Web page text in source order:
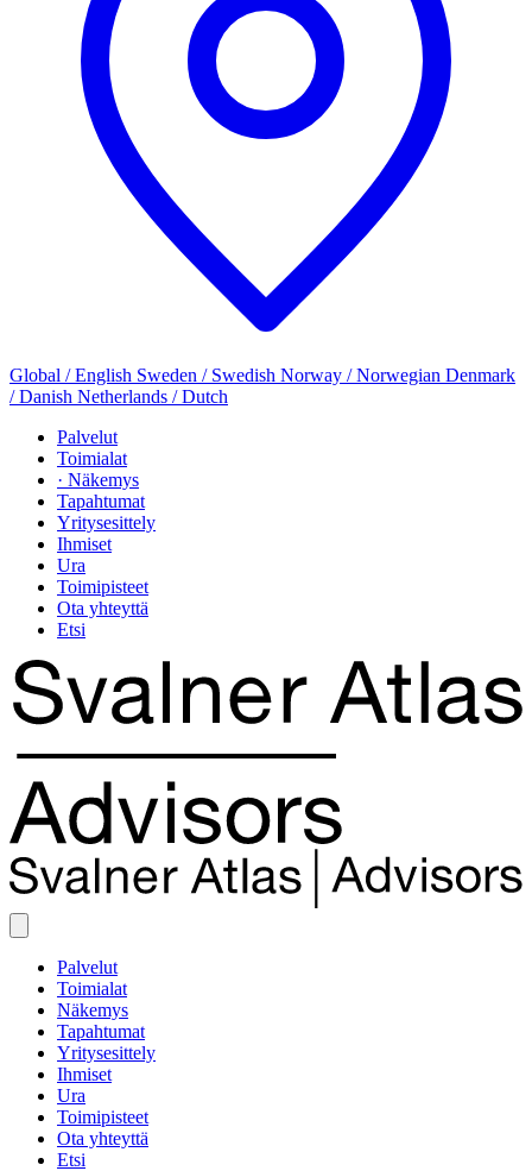
Global / English Sweden / Swedish Norway / Norwegian Denmark
/ Danish Netherlands / Dutch
Palvelut
Toimialat
· Näkemys
Tapahtumat
Yritysesittely
Ihmiset
Ura
Toimipisteet
Ota yhteyttä
Etsi
Palvelut
Toimialat
Näkemys
Tapahtumat
Yritysesittely
Ihmiset
Ura
Toimipisteet
Ota yhteyttä
Etsi